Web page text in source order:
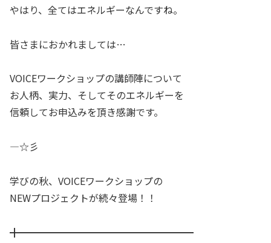
やはり、全てはエネルギーなんですね。
皆さまにおかれましては…
VOICEワークショップの講師陣について
お人柄、実力、そしてそのエネルギーを
信頼してお申込みを頂き感謝です。
—☆彡
学びの秋、VOICEワークショップの
NEWプロジェクトが続々登場！！
╋━━━━━━━━━━━━━━━━━━